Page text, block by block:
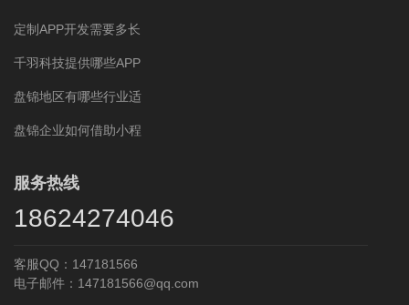
定制APP开发需要多长
千羽科技提供哪些APP
盘锦地区有哪些行业适
盘锦企业如何借助小程
服务热线
18624274046
客服QQ：147181566
电子邮件：147181566@qq.com